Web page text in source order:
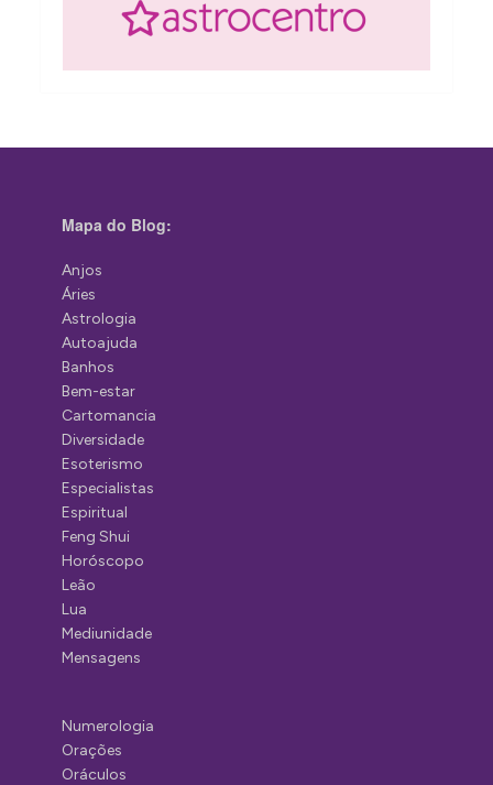
Mapa do Blog:
Anjos
Áries
Astrologia
Autoajuda
Banhos
Bem-estar
Cartomancia
Diversidade
Esoterismo
Especialistas
Espiritual
Feng Shui
Horóscopo
Leão
Lua
Mediunidade
Mensagens
Numerologia
Orações
Oráculos